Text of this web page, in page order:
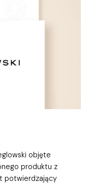
objęte
produktu z
potwierdzający